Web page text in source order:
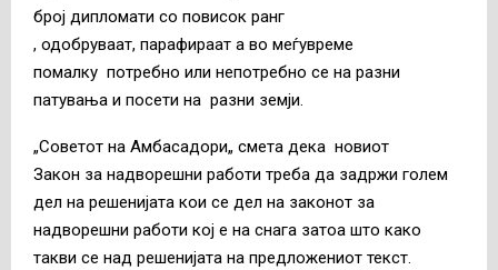
број дипломати со повисок ранг
, одобруваат, парафираат а во меѓувреме
помалку потребно или непотребно се на разни
патувања и посети на разни земји.
„Советот на Амбасадори„ смета дека новиот
Закон за надворешни работи треба да задржи голем
дел на решенијата кои се дел на законот за
надворешни работи кој е на снага затоа што како
такви се над решенијата на предложениот текст.